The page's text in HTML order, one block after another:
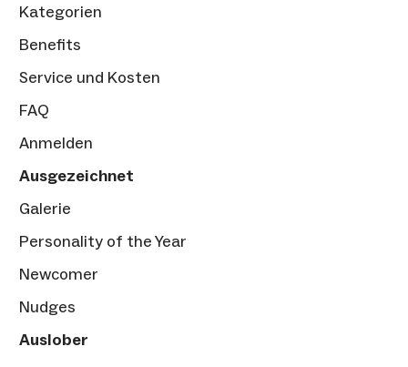
Kategorien
Benefits
Service und Kosten
FAQ
Anmelden
Ausgezeichnet
Galerie
Personality of the Year
Newcomer
Nudges
Auslober